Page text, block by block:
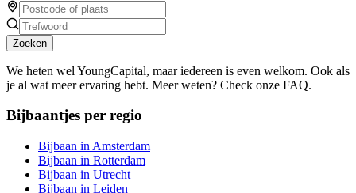
Zoeken
We heten wel YoungCapital, maar iedereen is even welkom. Ook als
je al wat meer ervaring hebt. Meer weten? Check onze FAQ.
Bijbaantjes per regio
Bijbaan in Amsterdam
Bijbaan in Rotterdam
Bijbaan in Utrecht
Bijbaan in Leiden